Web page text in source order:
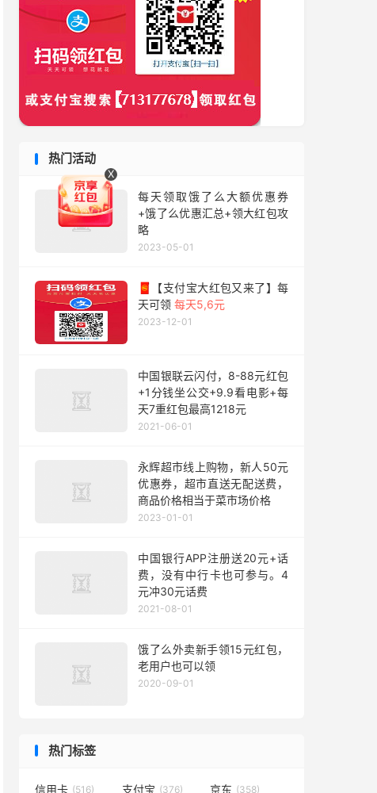
热门活动
每天领取饿了么大额优惠券
+饿了么优惠汇总+领大红包攻
略
2023-05-01
🧧【支付宝大红包又来了】每
天可领 每天5,6元
2023-12-01
中国银联云闪付，8-88元红包
+1分钱坐公交+9.9看电影+每
天7重红包最高1218元
2021-06-01
永辉超市线上购物，新人50元
优惠券，超市直送无配送费，
商品价格相当于菜市场价格
2023-01-01
中国银行APP注册送20元+话
费，没有中行卡也可参与。4
元冲30元话费
2021-08-01
饿了么外卖新手领15元红包，
老用户也可以领
2020-09-01
热门标签
信用卡 (516) 支付宝 (376) 京东 (358)
X